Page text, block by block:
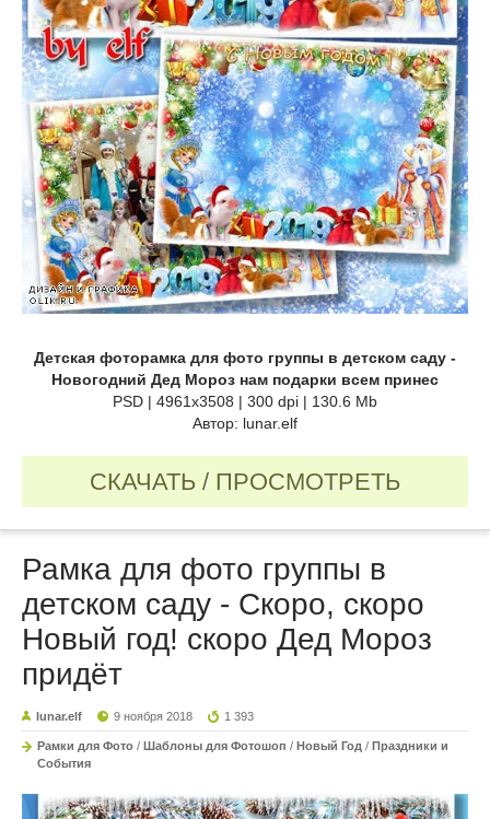
Детская фоторамка для фото группы в детском саду -
Новогодний Дед Мороз нам подарки всем принес
PSD | 4961x3508 | 300 dpi | 130.6 Mb
Автор: lunar.elf
СКАЧАТЬ / ПРОСМОТРЕТЬ
Рамка для фото группы в
детском саду - Скоро, скоро
Новый год! скоро Дед Мороз
придёт
lunar.elf 9 ноября 2018 1 393
Рамки для Фото / Шаблоны для Фотошоп / Новый Год / Праздники и
События